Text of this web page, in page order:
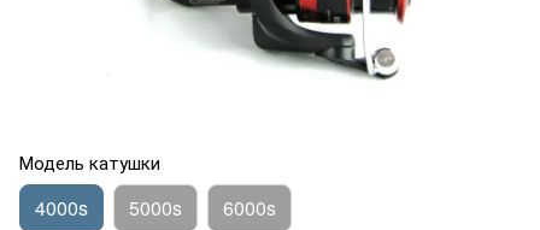
Модель катушки
4000s 5000s 6000s